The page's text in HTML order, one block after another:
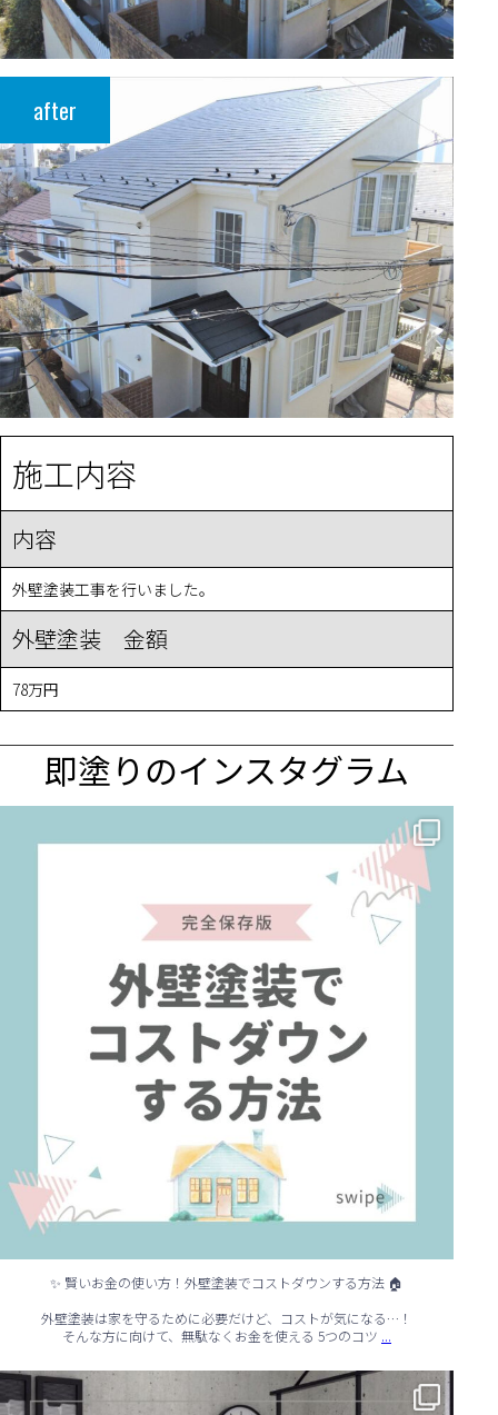
after
施工内容
内容
外壁塗装工事を行いました。
外壁塗装 金額
78万円
即塗りのインスタグラム
✨ 賢いお金の使い方！外壁塗装でコストダウンする方法 🏠
✨ 賢いお金の使い方！外壁塗装でコストダウンする方法 🏠
外壁塗装は家を守るために必要だけど、コストが気になる…！
そんな方に向けて、無駄なくお金を使える 5つのコツ ...
✨ シンプルでもおしゃれ！インテリアの引き算テクニック ✨
...